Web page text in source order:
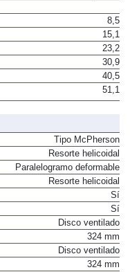
8,5
15,1
23,2
30,9
40,5
51,1
Tipo McPherson
Resorte helicoidal
Paralelogramo deformable
Resorte helicoidal
Sí
Sí
Disco ventilado
324 mm
Disco ventilado
324 mm